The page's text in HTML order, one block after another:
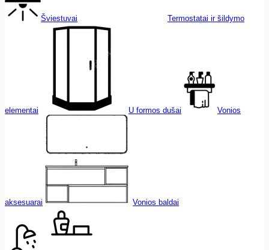
Šviestuvai Termostatai ir šildymo
elementai U formos dušai Vonios
aksesuarai Vonios baldai